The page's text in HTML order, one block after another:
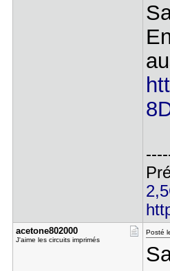
acetone802​000
J'aime les circuits imprimés
Posté